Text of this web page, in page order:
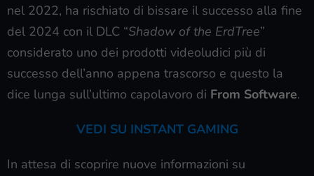
nel 2022, ha rischiato di bissare il successo alla fine
del 2024 con il DLC “Shadow of the ErdTree”
considerato uno dei prodotti videoludici più di
successo dell’anno appena trascorso e questo la
dice lunga sull’ultimo capolavoro di From Software.
VEDI SU INSTANT GAMING
In attesa di scoprire nuove informazioni su